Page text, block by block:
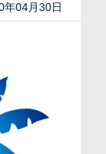
年04月30日